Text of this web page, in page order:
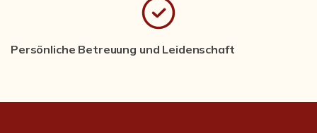
Persönliche Betreuung und Leidenschaft